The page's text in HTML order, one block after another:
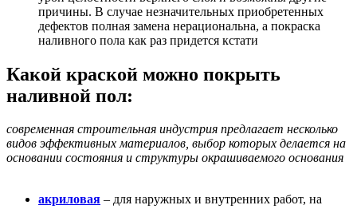
причины. В случае незначительных приобретенных
дефектов полная замена нерациональна, а покраска
наливного пола как раз придется кстати
Какой краской можно покрыть
наливной пол:
современная строительная индустрия предлагает несколько
видов эффективных материалов, выбор которых делается на
основании состояния и структуры окрашиваемого основания
акриловая – для наружных и внутренних работ, на